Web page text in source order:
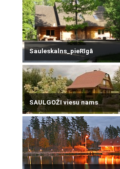
Sauleskalns_pieRīgā
SAULGOŽI viesu nams